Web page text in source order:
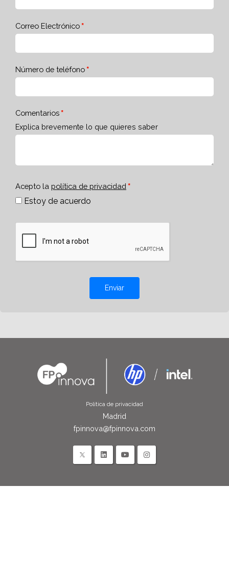
Correo Electrónico
Número de teléfono
Comentarios
Explica brevemente lo que quieres saber
Acepto la política de privacidad
Estoy de acuerdo
Enviar
Política de privacidad
Madrid
fpinnova@fpinnova.com